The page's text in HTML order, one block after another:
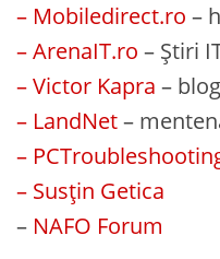
– Mobiledirect.ro –
– ArenaIT.ro – Știri
– Victor Kapra –
– LandNet–
–
– Susțin Getica
– NAFO Forum